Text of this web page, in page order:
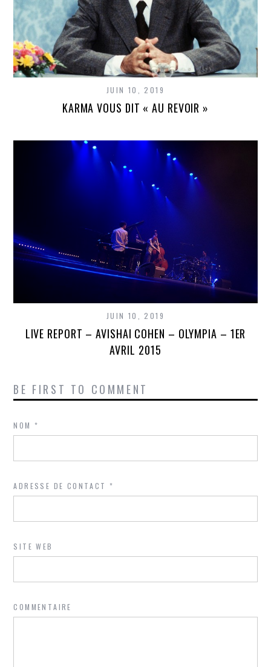
JUIN 10, 2019
KARMA VOUS DIT « AU REVOIR »
JUIN 10, 2019
LIVE REPORT – AVISHAI COHEN – OLYMPIA – 1ER
AVRIL 2015
BE FIRST TO COMMENT
NOM*
ADRESSE DE CONTACT*
SITE WEB
COMMENTAIRE